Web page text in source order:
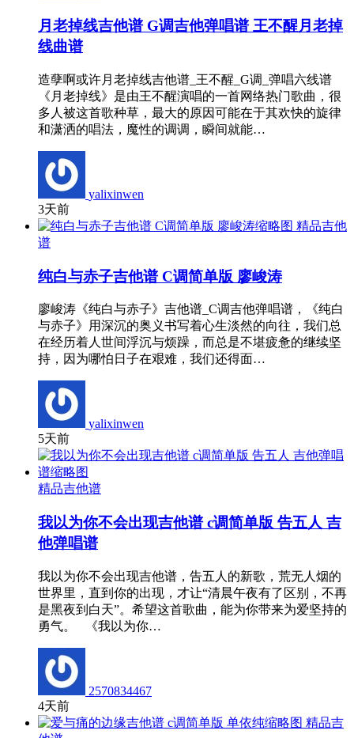
月老掉线吉他谱 G调吉他弹唱谱 王不醒月老掉
线曲谱
造孽啊或许月老掉线吉他谱_王不醒_G调_弹唱六线谱
《月老掉线》是由王不醒演唱的一首网络热门歌曲，很
多人被这首歌种草，最大的原因可能在于其欢快的旋律
和潇洒的唱法，魔性的调调，瞬间就能…
yalixinwen
3天前
精品吉他
谱
纯白与赤子吉他谱 C调简单版 廖峻涛
廖峻涛《纯白与赤子》吉他谱_C调吉他弹唱谱，《纯白
与赤子》用深沉的奥义书写着心生淡然的向往，我们总
在经历着人世间浮沉与烦躁，而总是不堪疲惫的继续坚
持，因为哪怕日子在艰难，我们还得面…
yalixinwen
5天前
精品吉他谱
我以为你不会出现吉他谱 c调简单版 告五人 吉
他弹唱谱
我以为你不会出现吉他谱，告五人的新歌，荒无人烟的
世界里，直到你的出现，才让“清晨午夜有了区别，不再
是黑夜到白天”。希望这首歌曲，能为你带来为爱坚持的
勇气。 《我以为你…
2570834467
4天前
精品吉